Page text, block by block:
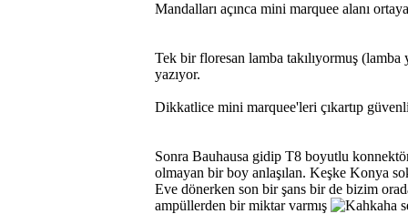
Mandalları açınca mini marquee alanı
Tek bir floresan lamba takılıyormuş
yazıyor.
Dikkatlice mini marquee'leri çıkartıp
Sonra Bauhausa gidip T8 boyutlu
olmayan bir boy anlaşılan. Keşke Konya
Eve dönerken son bir şans bir de bizim
ampüllerden bir miktar varmış